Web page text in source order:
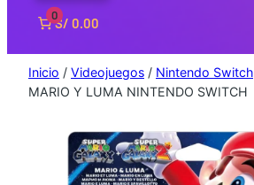
0
S/ 0.00
Inicio / Videojuegos / Nintendo Switch
MARIO Y LUMA NINTENDO SWITCH